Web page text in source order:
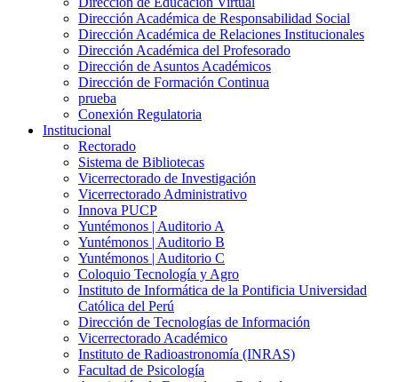
Dirección Académica de Responsabilidad Social
Dirección Académica de Relaciones Institucionales
Dirección Académica del Profesorado
Dirección de Asuntos Académicos
Dirección de Formación Continua
prueba
Conexión Regulatoria
Institucional
Rectorado
Sistema de Bibliotecas
Vicerrectorado de Investigación
Vicerrectorado Administrativo
Innova PUCP
Yuntémonos | Auditorio A
Yuntémonos | Auditorio B
Yuntémonos | Auditorio C
Coloquio Tecnología y Agro
Instituto de Informática de la Pontificia Universidad
Católica del Perú
Dirección de Tecnologías de Información
Vicerrectorado Académico
Instituto de Radioastronomía (INRAS)
Facultad de Psicología